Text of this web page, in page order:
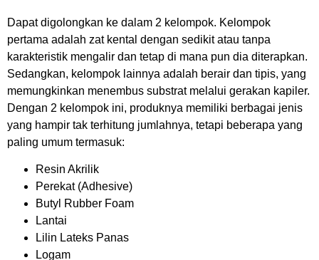
Dapat digolongkan ke dalam 2 kelompok. Kelompok
pertama adalah zat kental dengan sedikit atau tanpa
karakteristik mengalir dan tetap di mana pun dia diterapkan.
Sedangkan, kelompok lainnya adalah berair dan tipis, yang
memungkinkan menembus substrat melalui gerakan kapiler.
Dengan 2 kelompok ini, produknya memiliki berbagai jenis
yang hampir tak terhitung jumlahnya, tetapi beberapa yang
paling umum termasuk:
Resin Akrilik
Perekat (Adhesive)
Butyl Rubber Foam
Lantai
Lilin Lateks Panas
Logam